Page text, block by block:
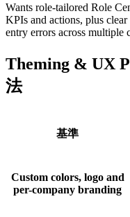
Wants role-tailored Role
KPIs and actions, plus
entry errors across multiple
Theming & UX
法
基準
Custom colors, logo and
per-company branding